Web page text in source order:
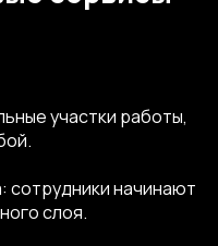
участки работы,
сотрудники начинают
слоя.